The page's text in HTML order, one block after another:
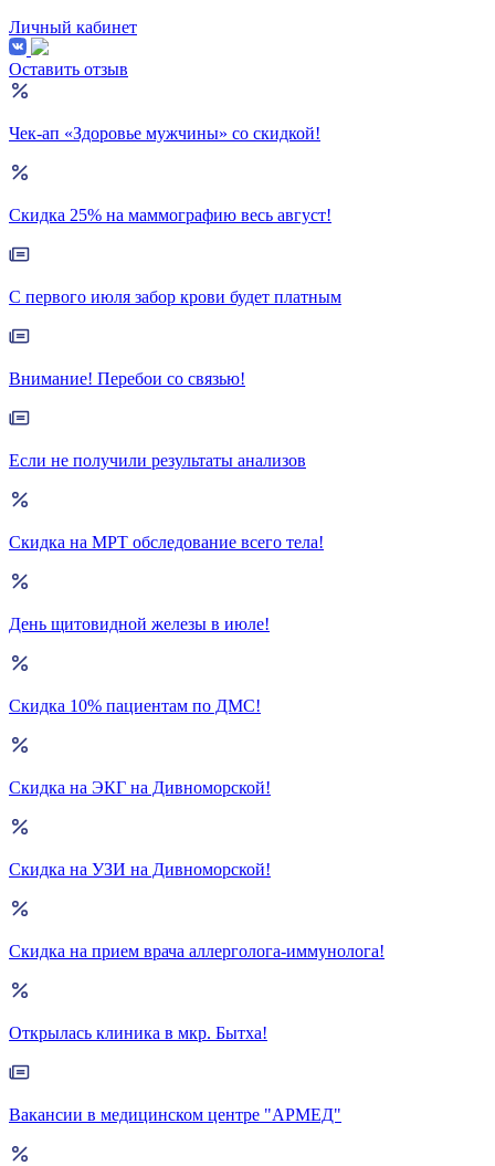
Личный кабинет
Оставить отзыв
Чек-ап «Здоровье мужчины» со скидкой!
Скидка 25% на маммографию весь август!
С первого июля забор крови будет платным
Внимание! Перебои со связью!
Если не получили результаты анализов
Скидка на МРТ обследование всего тела!
День щитовидной железы в июле!
Скидка 10% пациентам по ДМС!
Скидка на ЭКГ на Дивноморской!
Скидка на УЗИ на Дивноморской!
Скидка на прием врача аллерголога-иммунолога!
Открылась клиника в мкр. Бытха!
Вакансии в медицинском центре "АРМЕД"